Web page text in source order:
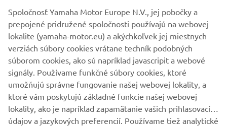
sledovaní predstavíte, ako sa tieto veci spájajú, bude to
pre vás možno ešte zaujímavejšie,“ hovorí Nakamura.
„Koniec ešte nepoznám. Ako divák by som sa chcel pri
sledovaní skutočne ponoriť do sveta a jeho príbehu.“
PREČÍTAJTE SI VIAC O PROJEKTE
Spoločnosť Yamaha Motor Europe N.V., jej pobočky a
prepojené pridružené spoločnosti používajú na webovej
lokalite (yamaha-motor.eu) a akýchkoľvek jej miestnych
verziách súbory cookies vrátane techník podobných
súborom cookies, ako sú napríklad javascripit a webové
signály. Používame funkčné súbory cookies, ktoré
umožňujú správne fungovanie našej webovej lokality, a
ktoré vám poskytujú základné funkcie našej webovej
lokality, ako je napríklad zapamätanie vašich prihlasovacích
údajov a jazykových preferencií. Používame tiež analytické